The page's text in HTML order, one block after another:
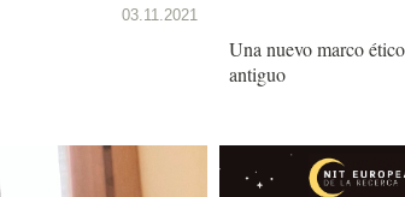
03.11.2021
Una nuevo marco
antiguo